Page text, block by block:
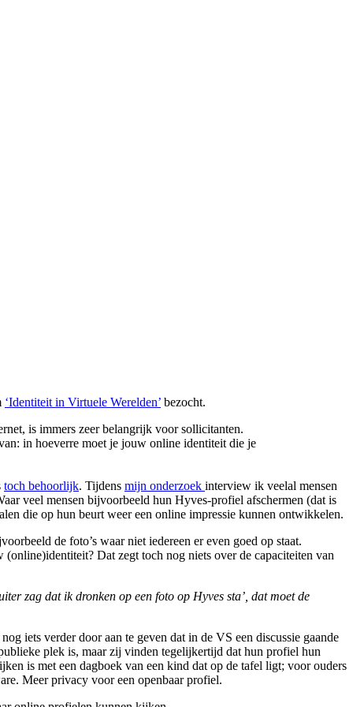
‘Identiteit in Virtuele Werelden’ bezocht.
is immers zeer belangrijk voor sollicitanten.
in hoeverre moet je jouw online identiteit die je
toch behoorlijk. Tijdens mijn onderzoek interview ik veelal mensen
veel mensen bijvoorbeeld hun Hyves-profiel afschermen (dat is
die op hun beurt weer een online impressie kunnen ontwikkelen.
de foto’s waar niet iedereen er even goed op staat.
Dat zegt toch nog niets over de capaciteiten van
zag dat ik dronken op een foto op Hyves sta’, dat moet de
iets verder door aan te geven dat in de VS een discussie gaande
plek is, maar zij vinden tegelijkertijd dat hun profiel hun
is met een dagboek van een kind dat op de tafel ligt; voor ouders
Meer privacy voor een openbaar profiel.